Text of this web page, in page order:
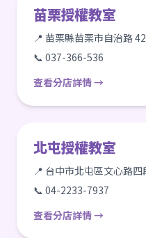
苗栗授權教室
📍 苗栗縣苗栗市自治路
📞 037-366-536
查看分店詳情 →
北屯授權教室
📍 台中市北屯區文心路四
📞 04-2233-7937
查看分店詳情 →